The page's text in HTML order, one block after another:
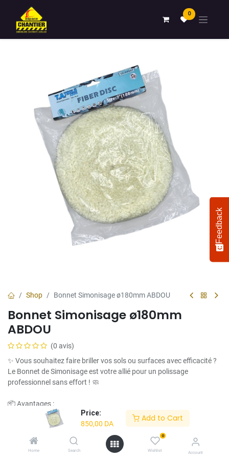
Price:
850,00 DA
Add to Cart
Home Search
0
Wishlist Account
0
Shop Bonnet Simonisage ø180mm ABDOU
Bonnet Simonisage ø180mm
ABDOU
(0 avis)
✨ Vous souhaitez faire briller vos sols ou surfaces avec efficacité ?
Le Bonnet de Simonisage est votre allié pour un polissage
professionnel sans effort ! 🧼
📦 Avantages :
✅ Répartition homogène de la chaleur et de la pression
✅ Fibre de haute qualité pour un rendu brillant impeccable
✅ Compatible avec la plupart des monobrosses ou polisseuses
Feedback
How would you rate your experience?
Select
option
from
Not satisfied at all Very satisfied
Next